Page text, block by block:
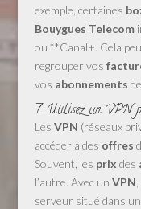
exemple, certaines
Bouygues Telecom
ou **Canal+. Cela
regrouper vos
vos abonnements de
7. Utilisez un VPN
Les VPN (réseaux
accéder à des offres
Souvent, les prix des
l’autre. Avec un VPN
serveur situé dans